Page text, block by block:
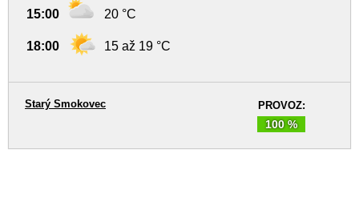
15:00 20 °C
18:00 15 až 19 °C
PROVOZ:
100 %
Starý Smokovec